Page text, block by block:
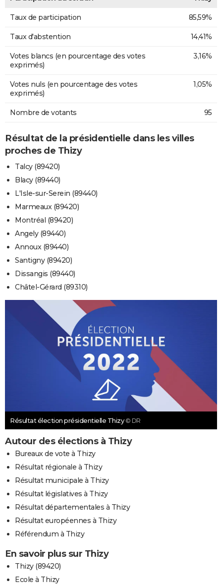
Taux de participation 85,59%
Taux d'abstention 14,41%
Votes blancs (en pourcentage des votes
exprimés)
3,16%
Votes nuls (en pourcentage des votes
exprimés)
1,05%
Nombre de votants 95
Résultat de la présidentielle dans les villes
proches de Thizy
Talcy (89420)
Blacy (89440)
L'Isle-sur-Serein (89440)
Marmeaux (89420)
Montréal (89420)
Angely (89440)
Annoux (89440)
Santigny (89420)
Dissangis (89440)
Châtel-Gérard (89310)
Résultat élection présidentielle Thizy © DR
Autour des élections à Thizy
Bureaux de vote à Thizy
Résultat régionale à Thizy
Résultat municipale à Thizy
Résultat législatives à Thizy
Résultat départementales à Thizy
Résultat européennes à Thizy
Référendum à Thizy
En savoir plus sur Thizy
Thizy (89420)
Ecole à Thizy